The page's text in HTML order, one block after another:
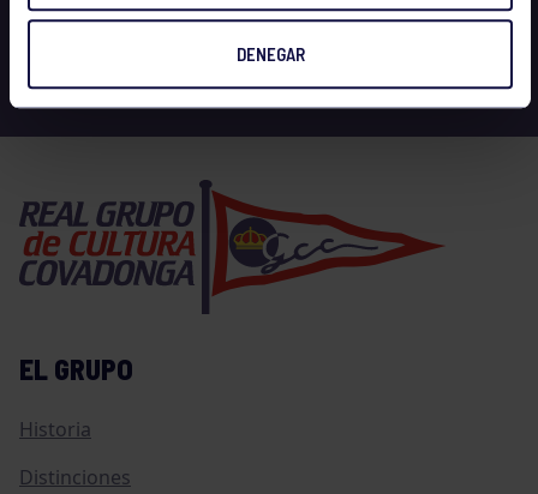
DENEGAR
EL GRUPO
Historia
Distinciones